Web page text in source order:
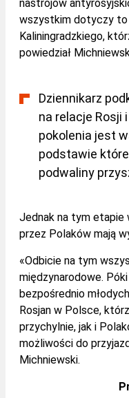
nastrojów
wszystkim dotyczy
Kaliningradzkiego,
powiedział
Dziennikarz
na relacje Rosji
pokolenia jest
podstawie
podwaliny
Jednak na tym etapie
przez Polaków mają
«Odbicie na tym
międzynarodowe.
bezpośrednio
Rosjan w Polsce,
przychylnie, jak i
możliwości do
Michniewski.